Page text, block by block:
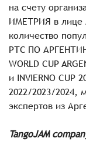
на счету
ИМЕТРИЯ в лице
количество
РТС ПО
WORLD CUP
и INVIERNO CUP
2022/2023/2024,
экспертов из
TangoJAM